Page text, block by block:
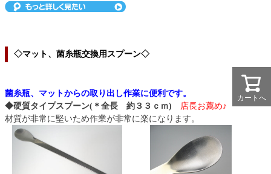
◇マット、菌糸瓶交換用スプーン◇
菌糸瓶、マットからの取り出し作業に便利です。
◆硬質タイプスプーン(＊全長 約３３ｃｍ)
店長お薦め♪
材質が非常に堅いため作業が非常に楽になります。
カートへ